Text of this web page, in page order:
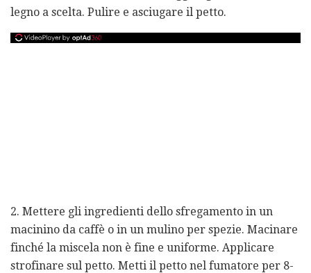
legno a scelta. Pulire e asciugare il petto.
2. Mettere gli ingredienti dello sfregamento in un
macinino da caffè o in un mulino per spezie. Macinare
finché la miscela non è fine e uniforme. Applicare
strofinare sul petto. Metti il ​​petto nel fumatore per 8-